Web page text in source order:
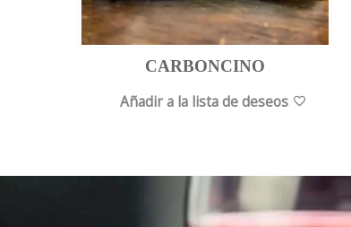
CARBONCINO
Añadir a la lista de deseos